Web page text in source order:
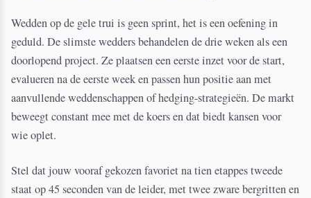
Wedden op de gele trui is geen sprint, het is een oefening in
geduld. De slimste wedders behandelen de drie weken als een
doorlopend project. Ze plaatsen een eerste inzet voor de start,
evalueren na de eerste week en passen hun positie aan met
aanvullende weddenschappen of hedging-strategieën. De markt
beweegt constant mee met de koers en dat biedt kansen voor
wie oplet.
Stel dat jouw vooraf gekozen favoriet na tien etappes tweede
staat op 45 seconden van de leider, met twee zware bergritten en